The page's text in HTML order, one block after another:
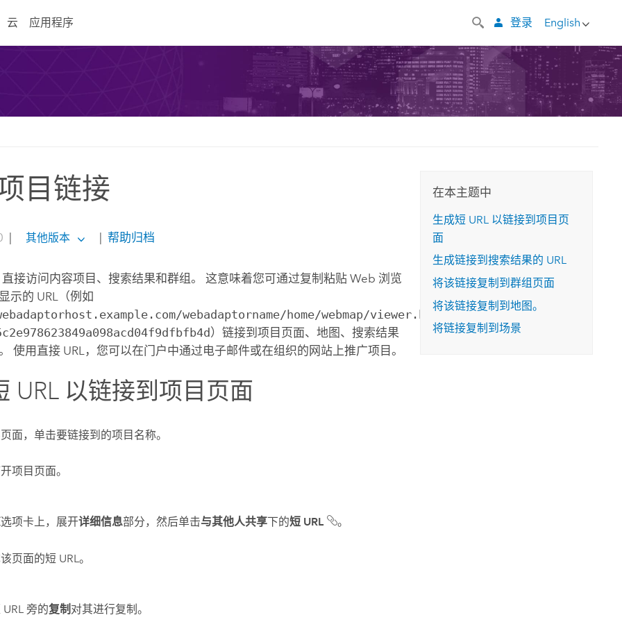
云 应用程序 English
登录
目链接
| 其他版本 | 帮助归档
直接访问内容项目、搜索结果和群组。 这意味着您可通过复制粘贴 Web 浏览
示的 URL（例如
webadaptorname/home/webmap/viewer.html?
）链接到项目页面、地图、搜索结果
使用直接 URL，您可以在门户中通过电子邮件或在组织的网站上推广项目。
URL 以链接到项目页面
面，单击要链接到的项目名称。
项目页面。
选项卡上，展开详细信息部分，然后单击与其他人共享下的短 URL 。
页面的短 URL。
旁的复制 对其进行复制。
在本主题中
生成短 URL 以链接到项目页
面
生成链接到搜索结果的 URL
将该链接复制到群组页面
将该链接复制到地图。
将链接复制到场景